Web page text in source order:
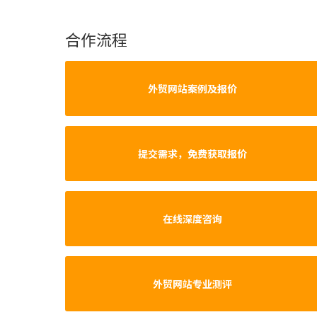
合作流程
外贸网站案例及报价
提交需求，免费获取报价
在线深度咨询
外贸网站专业测评